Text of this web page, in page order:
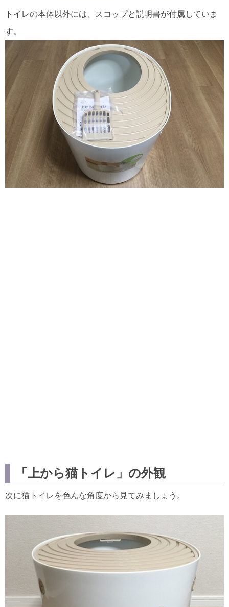
トイレの本体以外には、スコップと説明書が付属していま
す。
「上から猫トイレ」の外観
次に猫トイレを色んな角度から見てみましょう。